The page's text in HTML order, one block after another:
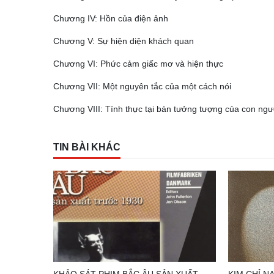
Chương IV: Hồn của điện ảnh
Chương V: Sự hiện diện khách quan
Chương VI: Phức cảm giấc mơ và hiện thực
Chương VII: Một nguyên tắc của một cách nói
Chương VIII: Tính thực tại bán tưởng tượng của con
TIN BÀI KHÁC